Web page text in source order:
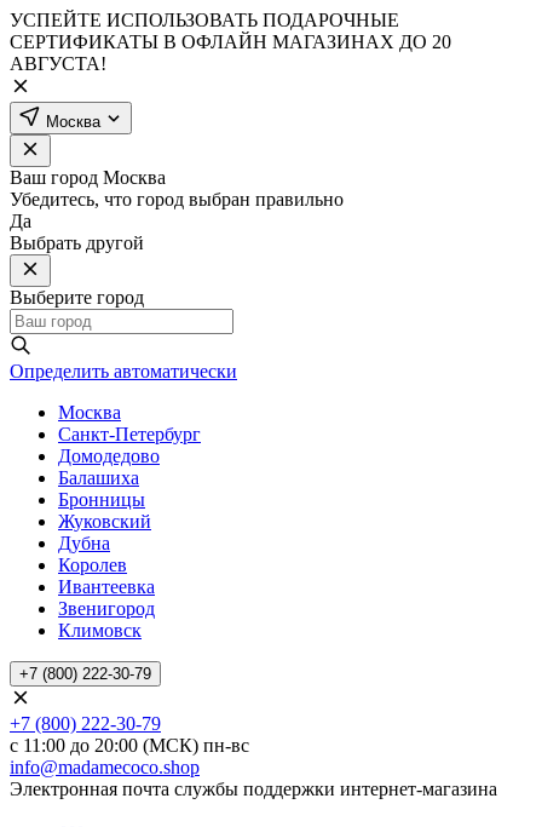
УСПЕЙТЕ ИСПОЛЬЗОВАТЬ ПОДАРОЧНЫЕ
СЕРТИФИКАТЫ В ОФЛАЙН МАГАЗИНАХ ДО 20
АВГУСТА!
Москва
Ваш город Москва
Убедитесь, что город выбран правильно
Да
Выбрать другой
Выберите город
Определить автоматически
Москва
Санкт-Петербург
Домодедово
Балашиха
Бронницы
Жуковский
Дубна
Королев
Ивантеевка
Звенигород
Климовск
+7 (800) 222-30-79
+7 (800) 222-30-79
с 11:00 до 20:00 (МСК) пн-вс
info@madamecoco.shop
Электронная почта службы поддержки интернет-магазина